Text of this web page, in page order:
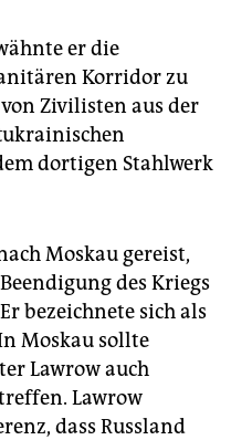
er die
Korridor zu
Zivilisten aus der
dortigen Stahlwerk
Moskau gereist,
des Kriegs
bezeichnete sich als
Moskau sollte
Lawrow auch
Lawrow
dass Russland